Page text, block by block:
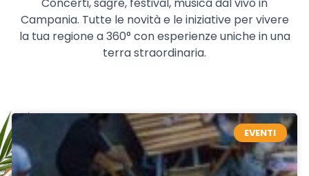
Concerti, sagre, festival, musica dal vivo in
Campania. Tutte le novità e le iniziative per vivere
la tua regione a 360° con esperienze uniche in una
terra straordinaria.
EVENTI